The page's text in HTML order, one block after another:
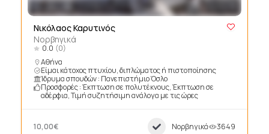
Νικόλαος Καρυτινός
Νορβηγικά
0.0 (0)
Αθήνα
Είμαι κάτοχος πτυχίου, διπλώματος ή πιστοποίησης
Ίδρυμα σπουδών : Πανεπιστήμιο Όσλο
Προσφορές : Έκπτωση σε πολυτέκνους, Έκπτωση σε
αδέρφια, Τιμή συζητήσιμη ανάλογα με τις ώρες
10,00€ Νορβηγικά 3649